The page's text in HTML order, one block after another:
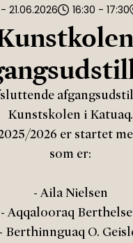
21.06.2026 16:30 - 17:30
Kunstskolen i Katuaq.
2026 er startet
som er:
- Aila Nielsen
- Aqqalooraq
- Berthinnguaq O.